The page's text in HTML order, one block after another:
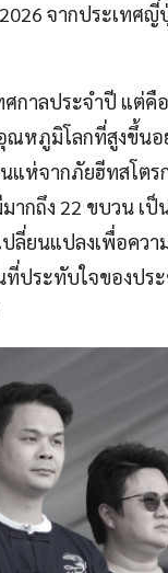
จากประเท
กาลประจำปี แต่
ภูมิโลกที่สูงขึ้น
ห่จากภัยฮีทสโต
กถึง 22 ขบวน เ
ยนแปลงเพื่อคว
ประทับใจของป